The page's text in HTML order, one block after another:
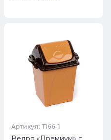
Артикул: Т166-1